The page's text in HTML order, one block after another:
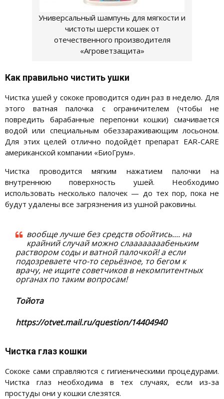
Универсальный шампунь для мягкости и
чистоты шерсти кошек от
отечественного производителя
«Агроветзащита»
Как правильно чистить ушки
Чистка ушей у сококе проводится один раз в неделю. Для
этого ватная палочка с ограничителем (чтобы не
повредить барабанные перепонки кошки) смачивается
водой или специальным обеззараживающим лосьоном.
Для этих целей отлично подойдёт препарат EAR-CARE
американской компании «БиоГрум».
Чистка проводится мягким нажатием палочки на
внутреннюю поверхность ушей. Необходимо
использовать несколько палочек — до тех пор, пока не
будут удалены все загрязнения из ушной раковины.
вообще лучше без средств обойтись.... на
крайний случай можно слаааааааабеньким
раствором соды и ватной палочкой! а если
подозреваете что-то серьёзное, то бегом к
врачу, не ищите советчиков в некомпитентных
органах по таким вопросам!
Тойота
https://otvet.mail.ru/question/14404940
Чистка глаз кошки
Сококе сами справляются с гигиеническими процедурами.
Чистка глаз необходима в тех случаях, если из-за
простуды они у кошки слезятся.